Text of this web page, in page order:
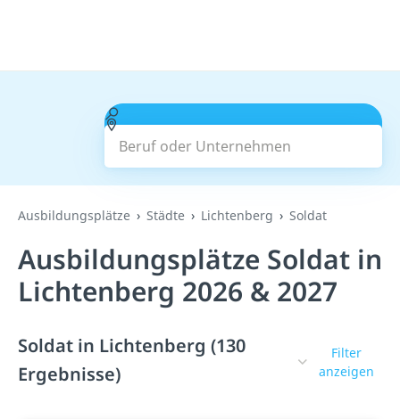
Beruf oder Unternehmen
Suchen
Ausbildungsplätze Städte Lichtenberg Soldat
Ausbildungsplätze Soldat in
Lichtenberg 2026 & 2027
Soldat in Lichtenberg (130
Ergebnisse)
Filter
anzeigen